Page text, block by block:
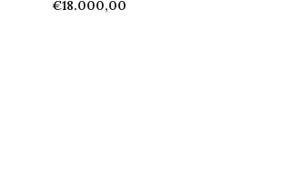
€18.000,00